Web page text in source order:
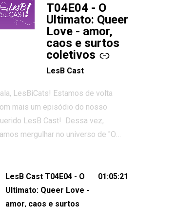
T04E04 - O
Ultimato: Queer
Love - amor,
caos e surtos
coletivos
LesB Cast
LesBiCats! Estamos de volta
mais um episódio do nosso
LesB Cast! Dessa vez,
mergulhar no universo de "O
e levantou debates intensos sobre
relacionamentos queer. Vem com a
gente comentar os melhores
LesB Cast T04E04 - O
Ultimato: Queer Love -
amor, caos e surtos
01:05:21